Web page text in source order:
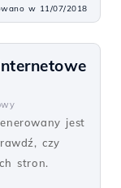
w 11/07/2018
jest
czy
stron.